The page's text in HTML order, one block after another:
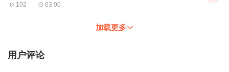
102 03:00
加载更多
用户评论